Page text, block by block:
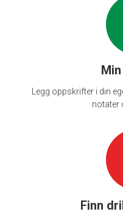
Legg oppskrifter i din
notater
Finn